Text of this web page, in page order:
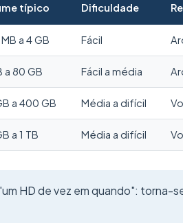
típico Dificuldade
a 4 GB Fácil
a 80 GB Fácil a média
a 400 GB Média a difícil
a 1 TB Média a difícil
HD de vez em quando": torna-